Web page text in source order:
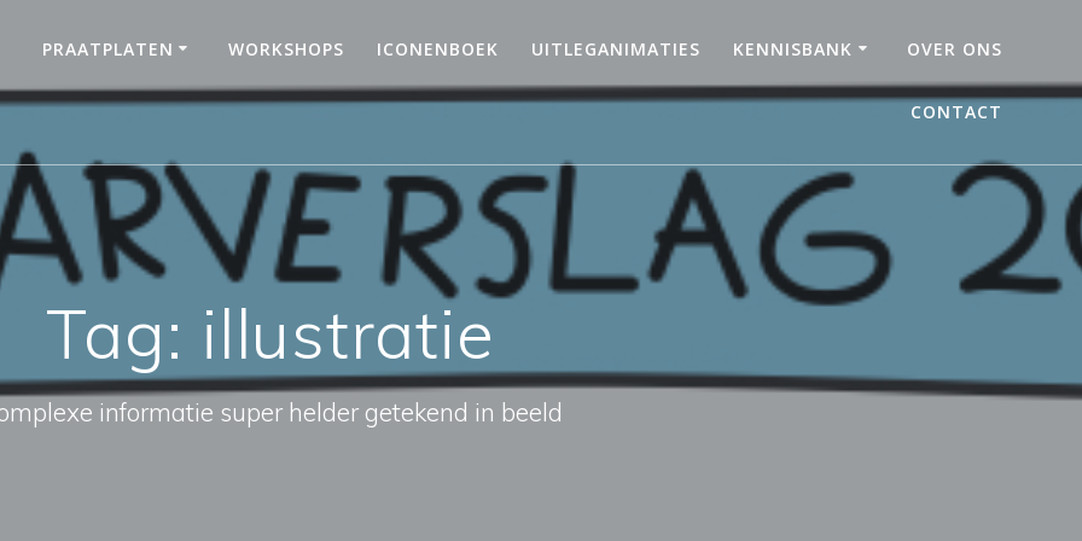
PRAATPLATEN WORKSHOPS ICONENBOEK UITLEGANIMATIES KENNISBANK OVER ONS
CONTACT
Tag: illustratie
informatie super helder getekend in beeld